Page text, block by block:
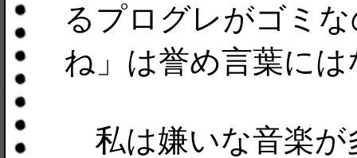
るプログレがゴミ
ね」は誉め言葉に
私は嫌いな音楽が